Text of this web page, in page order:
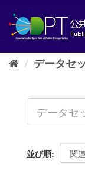
し
データセ
並び順